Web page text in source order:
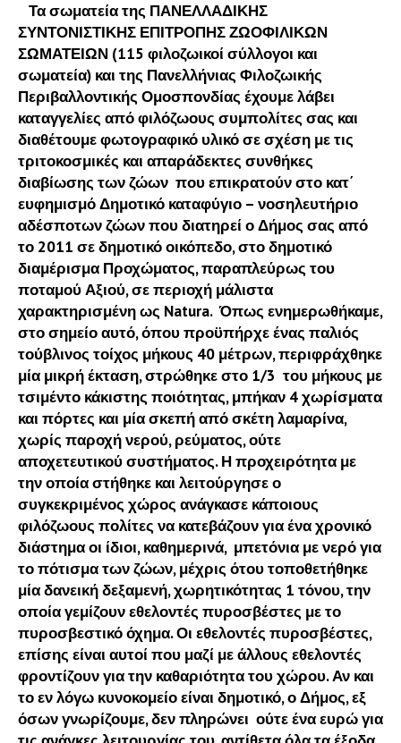
Τα σωματεία της ΠΑΝΕΛΛΑΔΙΚΗΣ
ΣΥΝΤΟΝΙΣΤΙΚΗΣ ΕΠΙΤΡΟΠΗΣ ΖΩΟΦΙΛΙΚΩΝ
ΣΩΜΑΤΕΙΩΝ (115 φιλοζωικοί σύλλογοι και
σωματεία) και της Πανελλήνιας Φιλοζωικής
Περιβαλλοντικής Ομοσπονδίας έχουμε λάβει
καταγγελίες από φιλόζωους συμπολίτες σας και
διαθέτουμε φωτογραφικό υλικό σε σχέση με τις
τριτοκοσμικές και απαράδεκτες συνθήκες
διαβίωσης των ζώων που επικρατούν στο κατ΄
ευφημισμό Δημοτικό καταφύγιο – νοσηλευτήριο
αδέσποτων ζώων που διατηρεί ο Δήμος σας από
το 2011 σε δημοτικό οικόπεδο, στο δημοτικό
διαμέρισμα Προχώματος, παραπλεύρως του
ποταμού Αξιού, σε περιοχή μάλιστα
χαρακτηρισμένη ως Natura. Όπως ενημερωθήκαμε,
στο σημείο αυτό, όπου προϋπήρχε ένας παλιός
τούβλινος τοίχος μήκους 40 μέτρων, περιφράχθηκε
μία μικρή έκταση, στρώθηκε στο 1/3 του μήκους με
τσιμέντο κάκιστης ποιότητας, μπήκαν 4 χωρίσματα
και πόρτες και μία σκεπή από σκέτη λαμαρίνα,
χωρίς παροχή νερού, ρεύματος, ούτε
αποχετευτικού συστήματος. Η προχειρότητα με
την οποία στήθηκε και λειτούργησε ο
συγκεκριμένος χώρος ανάγκασε κάποιους
φιλόζωους πολίτες να κατεβάζουν για ένα χρονικό
διάστημα οι ίδιοι, καθημερινά, μπετόνια με νερό για
το πότισμα των ζώων, μέχρις ότου τοποθετήθηκε
μία δανεική δεξαμενή, χωρητικότητας 1 τόνου, την
οποία γεμίζουν εθελοντές πυροσβέστες με το
πυροσβεστικό όχημα. Οι εθελοντές πυροσβέστες,
επίσης είναι αυτοί που μαζί με άλλους εθελοντές
φροντίζουν για την καθαριότητα του χώρου. Αν και
το εν λόγω κυνοκομείο είναι δημοτικό, ο Δήμος, εξ
όσων γνωρίζουμε, δεν πληρώνει ούτε ένα ευρώ για